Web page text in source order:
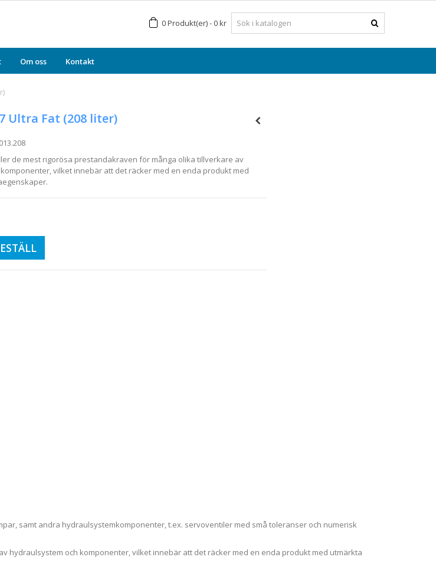
0Produkt(er)-0 kr
Om oss Kontakt
Ultra Fat (208 liter)
de mest rigorösa prestandakraven för många olika tillverkare av
vilket innebär att det räcker med en enda produkt med
samt andra hydraulsystemkomponenter, t.ex. servoventiler med små toleranser och numerisk
och komponenter, vilket innebär att det räcker med en enda produkt med utmärkta